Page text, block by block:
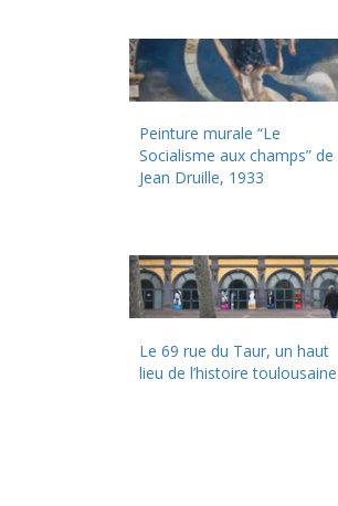
Peinture murale “Le
Socialisme aux champs” de
Jean Druille, 1933
Le 69 rue du Taur, un haut
lieu de l’histoire toulousaine